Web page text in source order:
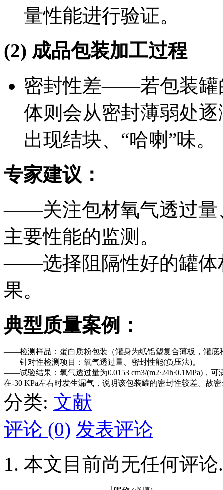
量性能进行验证。
(2) 成品包装加工过程
密封性差——若包装罐
体则会从密封薄弱处
出现结块、“哈喇”味。
专家建议：
——关注包材氧气透过量
主要性能的监测。
——选择阻隔性好的罐体
果。
典型质量案例：
——检测样品：蛋白质粉包装（罐身为纸铝塑复合薄板，罐底
——针对性检测项目：氧气透过量、密封性能(负压法)。
——试验结果：氧气透过量为0.0153 cm3/(m2∙24h∙0.1MPa)，
在-30 KPa左右时发生漏气，说明该包装罐的密封性较差。故
分类: 文献
评论 (0) 发表评论
本文目前尚无任何评论.